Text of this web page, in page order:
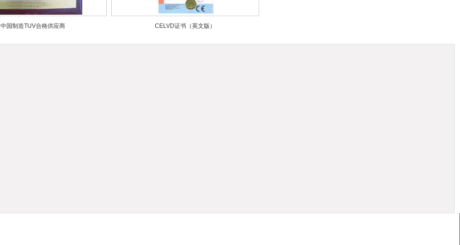
中国制造TUV合格供应商 CELVD证书（英文版）